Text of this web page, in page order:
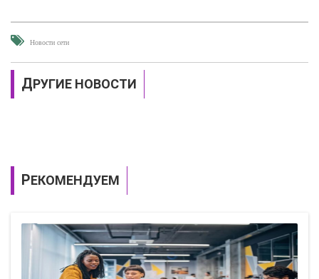
Новости сети
ДРУГИЕ НОВОСТИ
РЕКОМЕНДУЕМ